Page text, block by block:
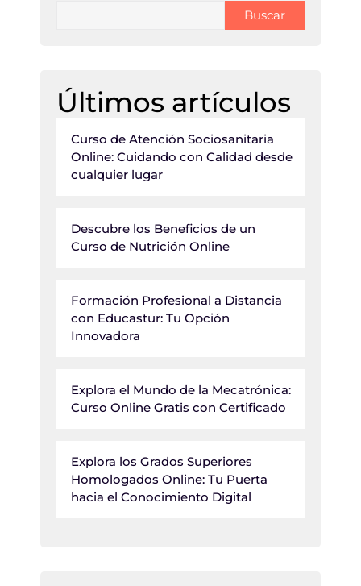
Buscar
Últimos artículos
Curso de Atención Sociosanitaria
Online: Cuidando con Calidad desde
cualquier lugar
Descubre los Beneficios de un
Curso de Nutrición Online
Formación Profesional a Distancia
con Educastur: Tu Opción
Innovadora
Explora el Mundo de la Mecatrónica:
Curso Online Gratis con Certificado
Explora los Grados Superiores
Homologados Online: Tu Puerta
hacia el Conocimiento Digital